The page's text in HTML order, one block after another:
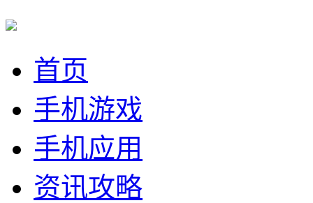
首页
手机游戏
手机应用
资讯攻略